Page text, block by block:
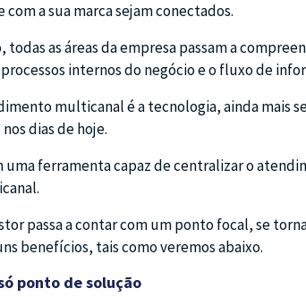
a sua marca sejam conectados.
todas as áreas da empresa passam a
internos do negócio e o fluxo de
multicanal é a tecnologia, ainda mais
dias de hoje.
uma ferramenta capaz de centralizar o
passa a contar com um ponto focal, se
benefícios, tais como veremos abaixo.
ponto de solução